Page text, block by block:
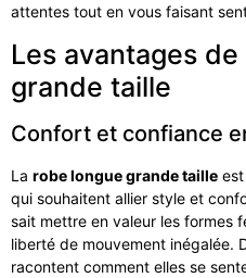
attentes tout en vous faisant
Les avantages
grande taille
Confort et confiance
La robe longue grande taille
qui souhaitent allier style et
sait mettre en valeur les formes
liberté de mouvement inégalée.
racontent comment elles se